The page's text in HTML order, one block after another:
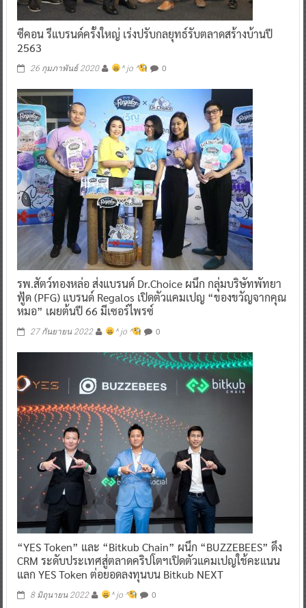
ซีคอน รีแบรนด์ครั้งใหญ่ เร่งปรับกลยุทธ์รับตลาดสร้างบ้านปี
2563
26 กุมภาพันธ์ 2020 ^ jo ^ 0
รพ.สัตว์ทองหล่อ ส่งแบรนด์ Dr.Choice ผนึก กลุ่มบริษัทพัทยา
ฟู้ด (PFG) แบรนด์ Regalos เปิดตัวแคมเปญ “ของขวัญจากคุณ
หมอ” เผยต้นปี 66 มีเซอร์ไพรซ์
27 กันยายน 2022 ^ jo ^ 0
“YES Token” และ “Bitkub Chain” ผนึก “BUZZEBEES” ดึง
CRM ระดับประเทศสู่ตลาดคริปโตฯเปิดตัวแคมเปญใช้คะแนน
แลก YES Token ต่อยอดลงทุนบน Bitkub NEXT
8 มิถุนายน 2022 ^ jo ^ 0